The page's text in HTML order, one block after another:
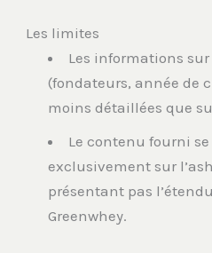
Les limites
Les informations
(fondateurs, année de
moins détaillées que
Le contenu fourni
exclusivement sur
présentant pas
Greenwhey.